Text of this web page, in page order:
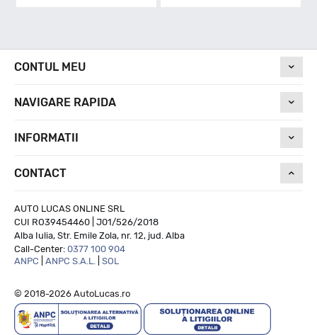
Run On Flat
NU
CONTUL MEU
NAVIGARE RAPIDA
INFORMATII
CONTACT
AUTO LUCAS ONLINE SRL
CUI RO39454460 | J01/526/2018
Alba Iulia, Str. Emile Zola, nr. 12, jud. Alba
Call-Center: 0377 100 904
ANPC
ANPC S.A.L. SOL
© 2018-2026 AutoLucas.ro